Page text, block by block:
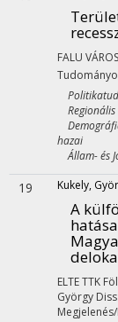
FALU
Regionális
hazai
Állam- és
19 Kukely,
A
ELTE TTK
György